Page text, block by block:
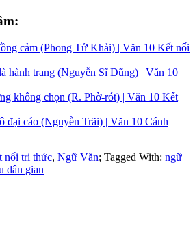
cảm (Phong Tử Khải) | Văn 10 Kết nối
hành trang (Nguyễn Sĩ Dũng) | Văn 10
không chọn (R. Phờ-rót) | Văn 10 Kết
đại cáo (Nguyễn Trãi) | Văn 10 Cánh
nối tri thức, Ngữ Văn; Tagged With: ngữ
dân gian